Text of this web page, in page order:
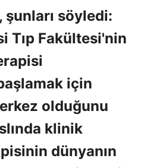
söyledi:
Tıp Fakültesi'nin
için
olduğunu
klinik
dünyanın